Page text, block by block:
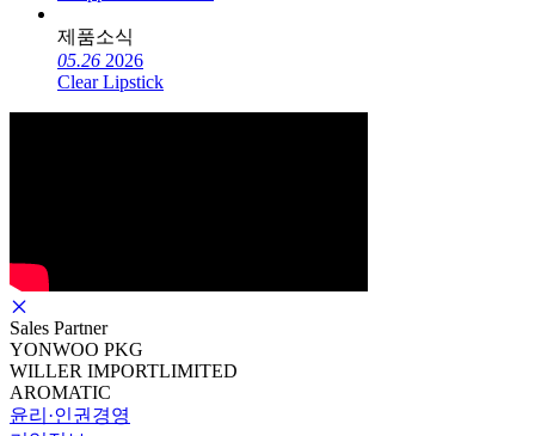
제품소식
05.26 2026
Clear Lipstick
Sales Partner
YONWOO PKG
WILLER IMPORTLIMITED
AROMATIC
윤리·인권경영